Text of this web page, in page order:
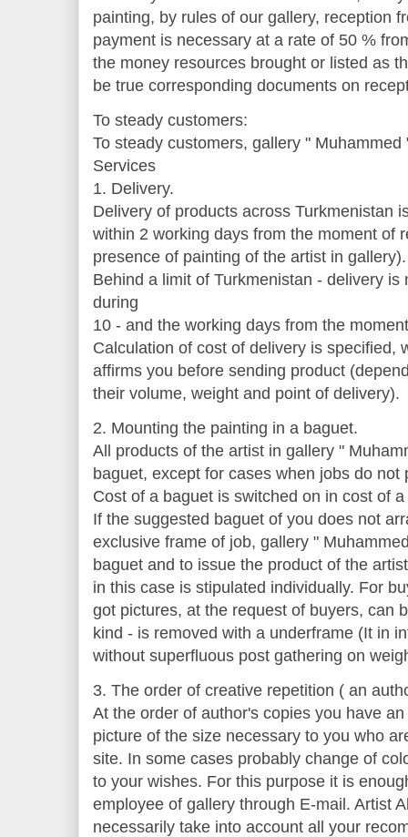
painting, by rules of our gallery, reception
payment is necessary at a rate of 50 %
the money resources brought or listed as
be true corresponding documents on
To steady customers:
To steady customers, gallery "
Services
1. Delivery.
Delivery of products across Turkmenistan
within 2 working days from the moment of
presence of painting of the artist in gallery).
Behind a limit of Turkmenistan - delivery
during
10 - and the working days from the
Calculation of cost of delivery is specified,
affirms you before sending product
their volume, weight and point of delivery).
2. Mounting the painting in a baguet.
All products of the artist in gallery "
baguet, except for cases when jobs do
Cost of a baguet is switched on in cost of
If the suggested baguet of you does not
exclusive frame of job, gallery "
baguet and to issue the product of the
in this case is stipulated individually. For
got pictures, at the request of buyers, can
kind - is removed with a underframe (It in
without superfluous post gathering on
3. The order of creative repetition ( an
At the order of author's copies you have
picture of the size necessary to you who
site. In some cases probably change of
to your wishes. For this purpose it is
employee of gallery through E-mail. Artist
necessarily take into account all your